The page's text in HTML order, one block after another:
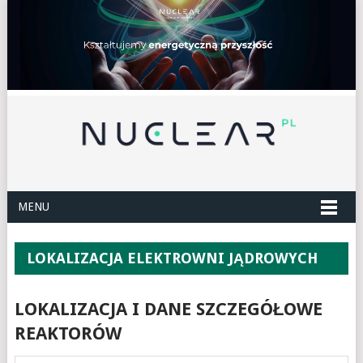
MENU
LOKALIZACJA ELEKTROWNI JĄDROWYCH
LOKALIZACJA I DANE SZCZEGÓŁOWE
REAKTORÓW